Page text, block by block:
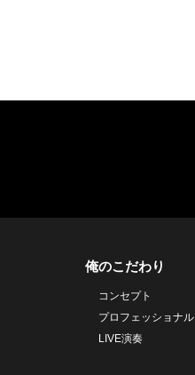
俺のこだわり
コンセプト
プロフェッショナル
LIVE演奏